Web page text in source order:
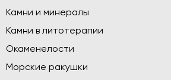
Камни и минералы
Камни в литотерапии
Окаменелости
Морские ракушки